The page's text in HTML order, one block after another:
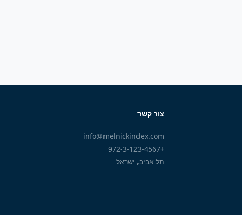
צור קשר
info@melnickindex.com
+972-3-123-4567
תל אביב, ישראל